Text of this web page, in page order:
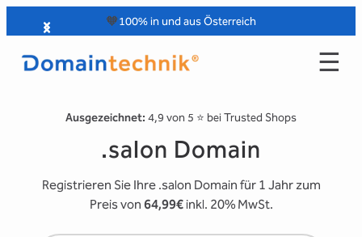
Inhalt
springen
🧡100% in und aus Österreich
☰
Ausgezeichnet: 4,9 von 5 ⭐️ bei Trusted Shops
.salon Domain
Registrieren Sie Ihre .salon Domain für 1 Jahr zum
Preis von 64,99€inkl. 20% MwSt.